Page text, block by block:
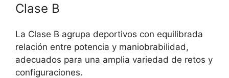
Clase B
La Clase B agrupa deportivos con equilibrada
relación entre potencia y maniobrabilidad,
adecuados para una amplia variedad de retos y
configuraciones.